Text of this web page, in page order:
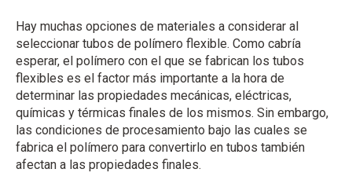
Hay muchas opciones de materiales a considerar al
seleccionar tubos de polímero flexible. Como cabría
esperar, el polímero con el que se fabrican los tubos
flexibles es el factor más importante a la hora de
determinar las propiedades mecánicas, eléctricas,
químicas y térmicas finales de los mismos. Sin embargo,
las condiciones de procesamiento bajo las cuales se
fabrica el polímero para convertirlo en tubos también
afectan a las propiedades finales.